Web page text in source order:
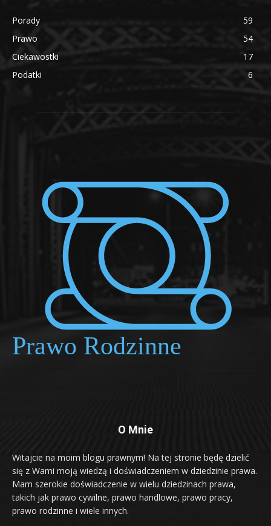
Porady
59
Prawo
54
Ciekawostki
17
Podatki
6
O Mnie
Witajcie na moim blogu prawnym! Na tej stronie będę dzielić
się z Wami moją wiedzą i doświadczeniem w dziedzinie prawa.
Mam szerokie doświadczenie w wielu dziedzinach prawa,
takich jak prawo cywilne, prawo handlowe, prawo pracy,
prawo rodzinne i wiele innych.